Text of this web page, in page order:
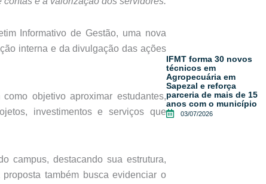
Informativo de Gestão, uma nova
interna e da divulgação das ações
objetivo aproximar estudantes,
investimentos e serviços que
campus, destacando sua estrutura,
também busca evidenciar o
IFMT forma 30 novos
técnicos em
Agropecuária em
Sapezal e reforça
parceria de mais de 15
anos com o município
03/07/2026